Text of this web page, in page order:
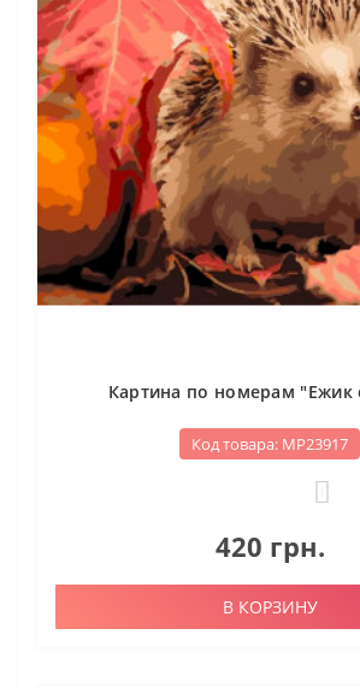
Картина по номерам "Ежик
Код товара: МР23917
420 грн.
В КОРЗИНУ